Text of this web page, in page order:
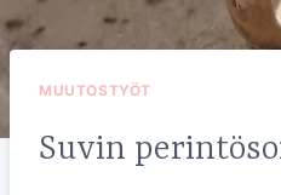
MUUTOSTYÖT
Suvin